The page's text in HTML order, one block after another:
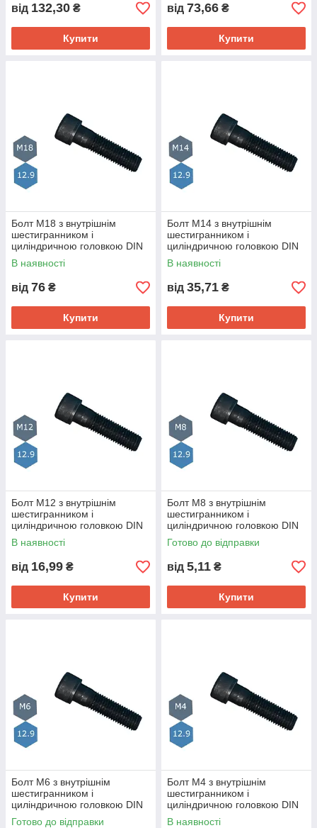
від 132,30 ₴
Купити
від 73,66 ₴
Купити
Болт М18 з внутрішнім
шестигранником і
циліндричною головкою DIN
912 клас міцн.12.9
В наявності
від 76 ₴
Купити
Болт М14 з внутрішнім
шестигранником і
циліндричною головкою DIN
912 клас міцн.12.9
В наявності
від 35,71 ₴
Купити
Болт М12 з внутрішнім
шестигранником і
циліндричною головкою DIN
912 клас міцн.12.9
В наявності
від 16,99 ₴
Купити
Болт М8 з внутрішнім
шестигранником і
циліндричною головкою DIN
912 клас міцн.12.9
Готово до відправки
від 5,11 ₴
Купити
Болт М6 з внутрішнім
шестигранником і
циліндричною головкою DIN
912 клас міцн.12.9
Готово до відправки
Болт М4 з внутрішнім
шестигранником і
циліндричною головкою DIN
912 клас міцн.12.9
В наявності